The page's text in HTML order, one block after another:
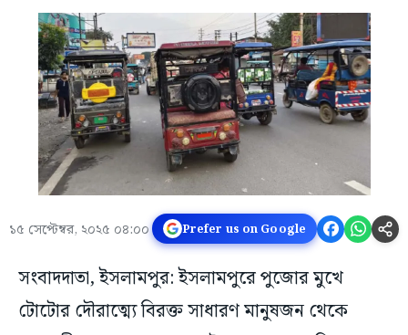
১৫ সেপ্টেম্বর, ২০২৫ ০৪:০০ Prefer us on Google
সংবাদদাতা, ইসলামপুর: ইসলামপুরে পুজোর মুখে
টোটোর দৌরাত্ম্যে বিরক্ত সাধারণ মানুষজন থেকে